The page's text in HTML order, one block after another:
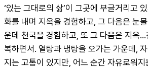
‘있는 그대로의 삶’이 그곳에 부글거리고
화를 내며 지옥을 경험하고, 그 다음은 눈
운데 천국을 경험하고, 또 그 다음은 지옥
복하면서. 열탕과 냉탕을 오가는 가운데,
지는 고통이 있지만, 어느 순간 자유로워